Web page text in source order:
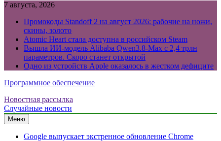
7 августа, 2026
Промокоды Standoff 2 на август 2026: рабочие на ножи,
скины, золото
Atomic Heart стала доступна в российском Steam
Вышла ИИ-модель Alibaba Qwen3.8-Max с 2,4 трлн
параметров. Скоро станет открытой
Одно из устройств Apple оказалось в жестком дефиците
Программное обеспечение
Новостная рассылка
Случайные новости
Меню
Google выпускает экстренное обновление Chrome